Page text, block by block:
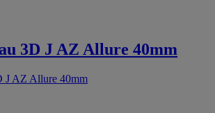
3D J AZ Allure 40mm